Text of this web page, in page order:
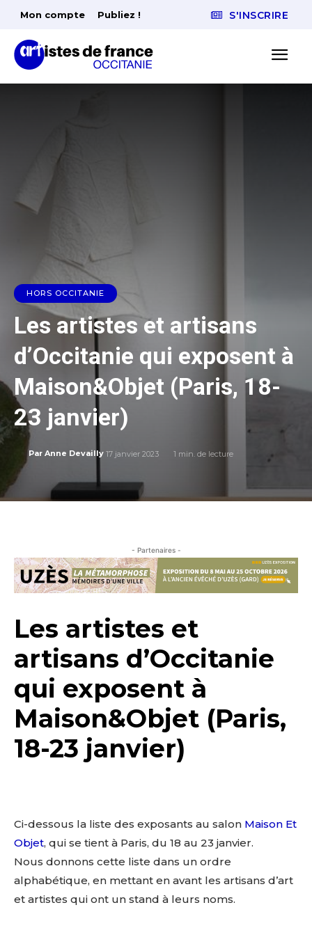
Mon compte Publiez ! S'INSCRIRE
HORS OCCITANIE
Les artistes et artisans
d’Occitanie qui exposent à
Maison&Objet (Paris, 18-
23 janvier)
Par Anne Devailly 17 janvier 2023 1 min. de lecture
- Partenaires -
Les artistes et
artisans d’Occitanie
qui exposent à
Maison&Objet (Paris,
18-23 janvier)
Ci-dessous la liste des exposants au salon Maison Et
Objet, qui se tient à Paris, du 18 au 23 janvier.
Nous donnons cette liste dans un ordre
alphabétique, en mettant en avant les artisans d’art
et artistes qui ont un stand à leurs noms.